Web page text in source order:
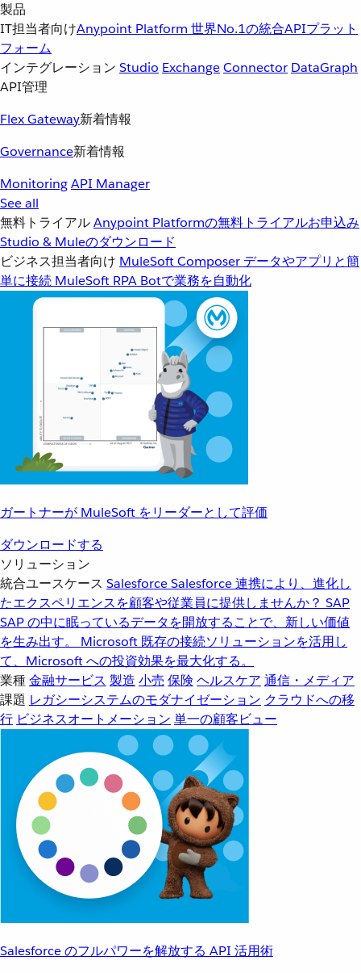
製品
IT担当者向けAnypoint Platform 世界No.1の統合APIプラット
フォーム
インテグレーション Studio ExchangeConnector DataGraph
API管理
Flex Gateway新着情報
Governance新着情報
MonitoringAPI Manager
See all
無料トライアルAnypoint Platformの無料トライアルお申込み
Studio & Muleのダウンロード
ビジネス担当者向け MuleSoft Composer データやアプリと簡
単に接続 MuleSoft RPA Botで業務を自動化
ガートナーが MuleSoft をリーダーとして評価
ダウンロードする
ソリューション
統合ユースケース SalesforceSalesforce 連携により、進化し
たエクスペリエンスを顧客や従業員に提供しませんか？ SAP
SAP の中に眠っているデータを開放することで、新しい価値
を生み出す。
Microsoft 既存の接続ソリューションを活用し
て、Microsoft への投資効果を最大化する。
業種金融サービス 製造 小売 保険 ヘルスケア 通信・メディア
課題 レガシーシステムのモダナイゼーション クラウドへの移
行 ビジネスオートメーション 単一の顧客ビュー
Salesforce のフルパワーを解放する API 活用術